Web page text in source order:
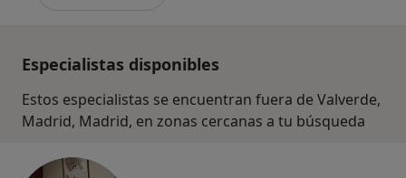
Especialistas disponibles
Estos especialistas se encuentran fuera de Valverde,
Madrid, Madrid, en zonas cercanas a tu búsqueda